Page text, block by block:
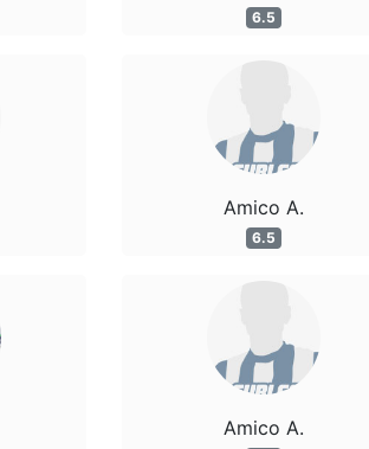
6.5
Amico A.
6.5
Amico A.